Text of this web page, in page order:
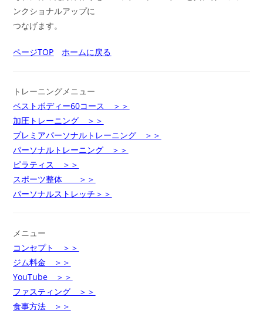
ンクショナルアップに
つなげます。
ページTOP ホームに戻る
トレーニングメニュー
ベストボディー60コース ＞＞
加圧トレーニング ＞＞
プレミアパーソナルトレーニング ＞＞
パーソナルトレーニング ＞＞
ピラティス ＞＞
スポーツ整体 ＞＞
パーソナルストレッチ＞＞
メニュー
コンセプト ＞＞
ジム料金 ＞＞
YouTube ＞＞
ファスティング ＞＞
食事方法 ＞＞